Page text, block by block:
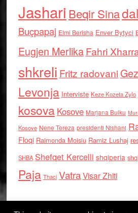
Jashari Beqir Sina
Buçpapaj Elmi Berisha Enver Bytyci
Eugjen MerlikaFahri
shkreli Fritz radovani
Levonja Interviste Keze Kozeta Zylo
kosova Kosove Marjana Bulku
Kosove Nene Tereza presidenti Nishani
Floqi Raimonda Moisiu Ramiz Lushaj
SHBA Shefqet Kercelli shqiperia
Paja Thaci VatraVisar Zhiti